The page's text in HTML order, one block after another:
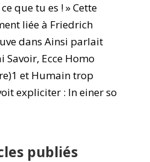
que tu es ! » Cette
liée à Friedrich
dans Ainsi parlait
Savoir, Ecce Homo
et Humain trop
expliciter : In einer so
publiés